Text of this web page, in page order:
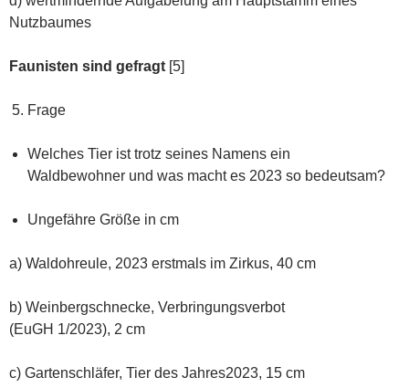
Nutzbaumes
Faunisten sind gefragt [5]
Frage
Welches Tier ist trotz seines Namens ein
Waldbewohner und was macht es 2023 so bedeutsam?
Ungefähre Größe in cm
a) Waldohreule, 2023 erstmals im Zirkus, 40 cm
b) Weinbergschnecke, Verbringungsverbot
(EuGH 1/2023), 2 cm
c) Gartenschläfer, Tier des Jahres2023, 15 cm